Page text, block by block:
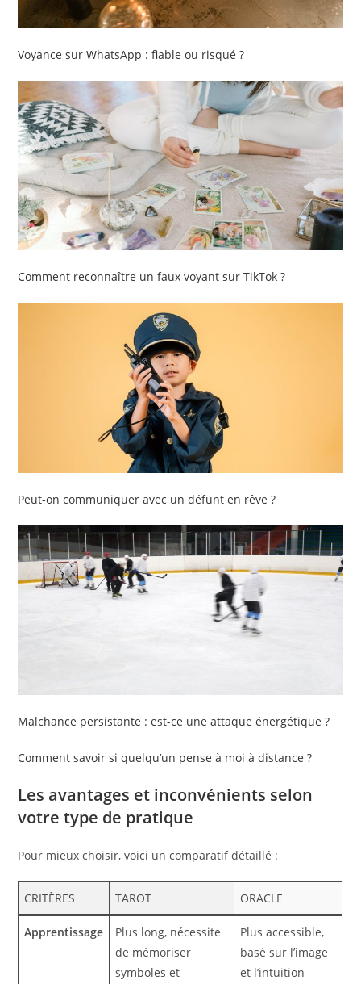
Voyance sur WhatsApp : fiable ou risqué ?
Comment reconnaître un faux voyant sur TikTok ?
Peut-on communiquer avec un défunt en rêve ?
Malchance persistante : est-ce une attaque énergétique ?
Comment savoir si quelqu’un pense à moi à distance ?
Les avantages et inconvénients selon
votre type de pratique
Pour mieux choisir, voici un comparatif détaillé :
CRITÈRES TAROT ORACLE
Apprentissage
Plus long, nécessite
de mémoriser
symboles et
Plus accessible,
basé sur l’image
et l’intuition